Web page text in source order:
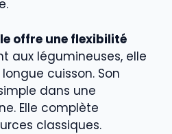
offre une flexibilité
aux légumineuses, elle
cuisson. Son
dans une
Elle complète
classiques.